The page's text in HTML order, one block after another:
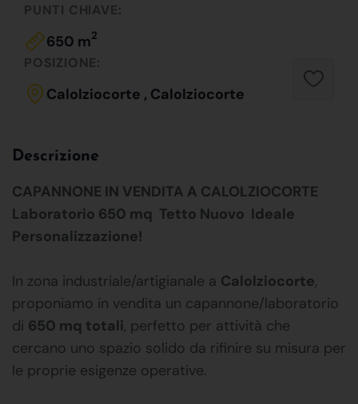
PUNTI CHIAVE:
650 m2
POSIZIONE:
Calolziocorte , Calolziocorte
Descrizione
CAPANNONE IN VENDITA A CALOLZIOCORTE
Laboratorio 650 mq  Tetto Nuovo  Ideale
Personalizzazione!
In zona industriale/artigianale a Calolziocorte,
proponiamo in vendita un capannone/laboratorio
di 650 mq totali, perfetto per attività che
cercano uno spazio solido da rifinire su misura per
le proprie esigenze operative.